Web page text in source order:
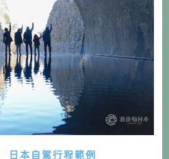
日本自駕行程範例